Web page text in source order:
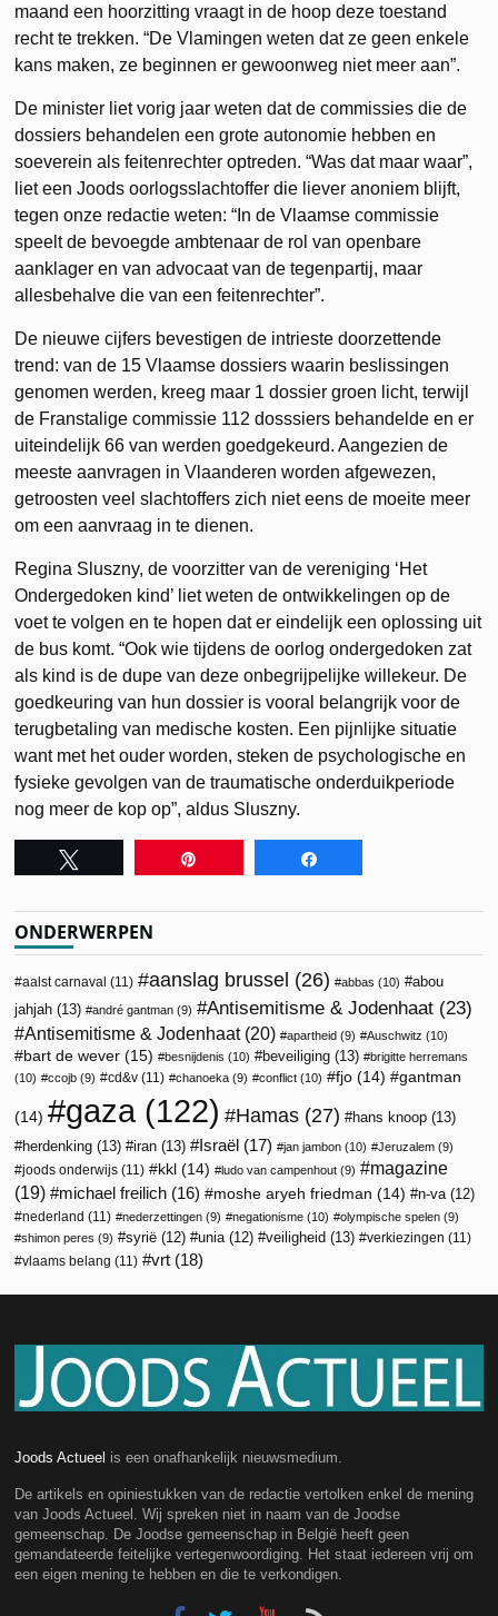
maand een hoorzitting vraagt in de hoop deze toestand
recht te trekken. “De Vlamingen weten dat ze geen enkele
kans maken, ze beginnen er gewoonweg niet meer aan”.
De minister liet vorig jaar weten dat de commissies die de
dossiers behandelen een grote autonomie hebben en
soeverein als feitenrechter optreden. “Was dat maar waar”,
liet een Joods oorlogsslachtoffer die liever anoniem blijft,
tegen onze redactie weten: “In de Vlaamse commissie
speelt de bevoegde ambtenaar de rol van openbare
aanklager en van advocaat van de tegenpartij, maar
allesbehalve die van een feitenrechter”.
De nieuwe cijfers bevestigen de intrieste doorzettende
trend: van de 15 Vlaamse dossiers waarin beslissingen
genomen werden, kreeg maar 1 dossier groen licht, terwijl
de Franstalige commissie 112 dosssiers behandelde en er
uiteindelijk 66 van werden goedgekeurd. Aangezien de
meeste aanvragen in Vlaanderen worden afgewezen,
getroosten veel slachtoffers zich niet eens de moeite meer
om een aanvraag in te dienen.
Regina Sluszny, de voorzitter van de vereniging ‘Het
Ondergedoken kind’ liet weten de ontwikkelingen op de
voet te volgen en te hopen dat er eindelijk een oplossing uit
de bus komt. “Ook wie tijdens de oorlog ondergedoken zat
als kind is de dupe van deze onbegrijpelijke willekeur. De
goedkeuring van hun dossier is vooral belangrijk voor de
terugbetaling van medische kosten. Een pijnlijke situatie
want met het ouder worden, steken de psychologische en
fysieke gevolgen van de traumatische onderduikperiode
nog meer de kop op”, aldus Sluszny.
ONDERWERPEN
aalst carnaval (11) aanslag brussel (26) abbas (10)
abou
jahjah (13) andré gantman (9) Antisemitisme & Jodenhaat (23)
Antisemitisme & Jodenhaat(20) apartheid (9) Auschwitz (10)
bart de wever (15) besnijdenis (10) beveiliging (13)
brigitte herremans
(10)
ccojb (9) cd&v (11) chanoeka (9) conflict (10) fjo (14) gantman
(14) gaza (122) Hamas (27) hans knoop (13)
herdenking (13) iran (13) Israël (17) jan jambon (10) Jeruzalem (9)
joods onderwijs (11) kkl (14) ludo van campenhout (9)
magazine
(19)
michael freilich (16) moshe aryeh friedman (14) n-va (12)
nederland (11) nederzettingen (9) negationisme (10) olympische spelen (9)
shimon peres (9) syrië (12) unia (12) veiligheid (13) verkiezingen (11)
vlaams belang (11) vrt (18)
Joods Actueel is een onafhankelijk nieuwsmedium.
De artikels en opiniestukken van de redactie vertolken enkel de mening
van Joods Actueel. Wij spreken niet in naam van de Joodse
gemeenschap. De Joodse gemeenschap in België heeft geen
gemandateerde feitelijke vertegenwoordiging. Het staat iedereen vrij om
een eigen mening te hebben en die te verkondigen.